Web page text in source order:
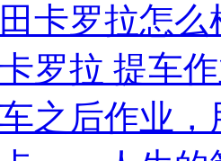
卡罗拉怎么
罗拉 提车
之后作业，